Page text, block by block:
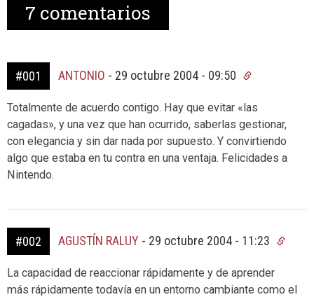
7 comentarios
#001 ANTONIO - 29 octubre 2004 - 09:50
Totalmente de acuerdo contigo. Hay que evitar «las
cagadas», y una vez que han ocurrido, saberlas gestionar,
con elegancia y sin dar nada por supuesto. Y convirtiendo
algo que estaba en tu contra en una ventaja. Felicidades a
Nintendo.
#002 AGUSTÍN RALUY - 29 octubre 2004 - 11:23
La capacidad de reaccionar rápidamente y de aprender
más rápidamente todavía en un entorno cambiante como el